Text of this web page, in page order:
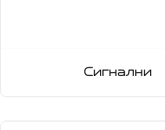
Сигнални